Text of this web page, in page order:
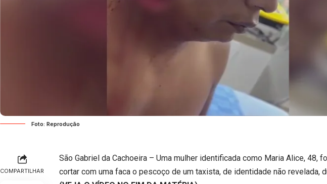
Foto: Reprodução
COMPARTILHAR
São Gabriel da Cachoeira – Uma mulher identificada como Maria Alice, 48,
cortar com uma faca o pescoço de um taxista, de identidade não revelada,